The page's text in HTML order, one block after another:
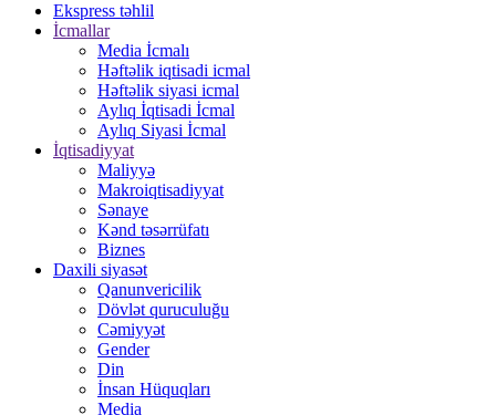
Ekspress təhlil
İcmallar
Media İcmalı
Həftəlik iqtisadi icmal
Həftəlik siyasi icmal
Aylıq İqtisadi İcmal
Aylıq Siyasi İcmal
İqtisadiyyat
Maliyyə
Makroiqtisadiyyat
Sənaye
Kənd təsərrüfatı
Biznes
Daxili siyasət
Qanunvericilik
Dövlət quruculuğu
Cəmiyyət
Gender
Din
İnsan Hüquqları
Media